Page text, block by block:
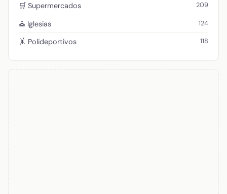
🛒 Supermercados 209
⛪ Iglesias 124
🤸 Polideportivos 118